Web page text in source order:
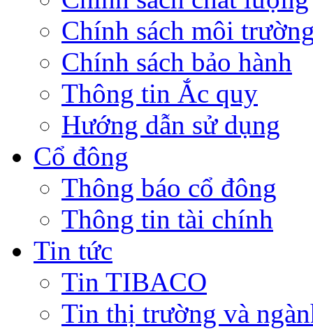
Chính sách môi
Chính sách bảo hành
Thông tin Ắc quy
Hướng dẫn sử dụng
Cổ đông
Thông báo cổ đông
Thông tin tài chính
Tin tức
Tin TIBACO
Tin thị trường và